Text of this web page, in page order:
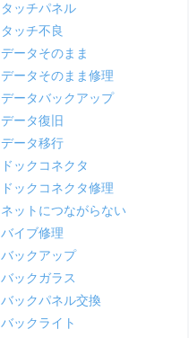
タッチパネル
タッチ不良
データそのまま
データそのまま修理
データバックアップ
データ復旧
データ移行
ドックコネクタ
ドックコネクタ修理
ネットにつながらない
バイブ修理
バックアップ
バックガラス
バックパネル交換
バックライト